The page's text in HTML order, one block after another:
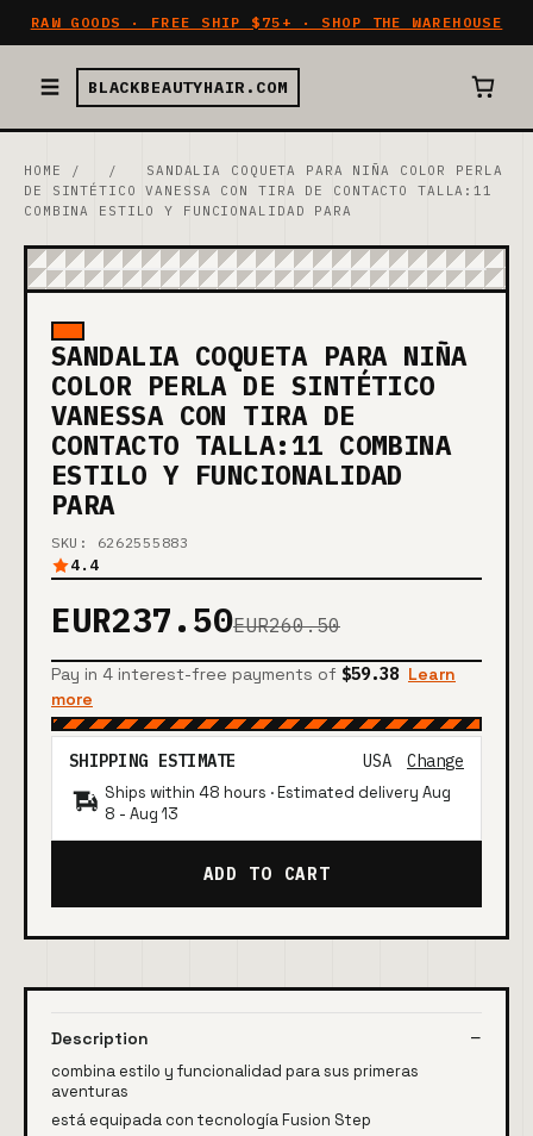
RAW GOODS · FREE SHIP $75+ · SHOP THE WAREHOUSE
BLACKBEAUTYHAIR.COM
HOME / /
SANDALIA COQUETA PARA NIÑA COLOR PERLA
DE SINTÉTICO VANESSA CON TIRA DE CONTACTO TALLA:11
COMBINA ESTILO Y FUNCIONALIDAD PARA
SANDALIA COQUETA PARA NIÑA
COLOR PERLA DE SINTÉTICO
VANESSA CON TIRA DE
CONTACTO TALLA:11 COMBINA
ESTILO Y FUNCIONALIDAD
PARA
SKU: 6262555883
4.4
EUR237.50EUR260.50
Pay in 4 interest-free payments of $59.38 Learn
more
SHIPPING ESTIMATE USA Change
Ships within 48 hours · Estimated delivery Aug
8 - Aug 13
ADD TO CART
Description
combina estilo y funcionalidad para sus primeras
aventuras
está equipada con tecnología Fusion Step